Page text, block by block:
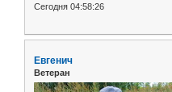
Сегодня 04:58:26
Евгенич
Ветеран